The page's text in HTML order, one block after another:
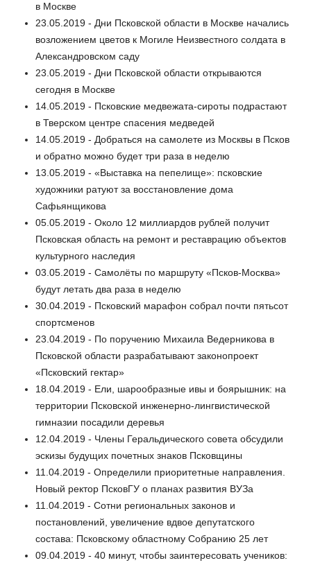
в Москве
23.05.2019 - Дни Псковской области в Москве начались
возложением цветов к Могиле Неизвестного солдата в
Александровском саду
23.05.2019 - Дни Псковской области открываются
сегодня в Москве
14.05.2019 - Псковские медвежата-сироты подрастают
в Тверском центре спасения медведей
14.05.2019 - Добраться на самолете из Москвы в Псков
и обратно можно будет три раза в неделю
13.05.2019 - «Выставка на пепелище»: псковские
художники ратуют за восстановление дома
Сафьянщикова
05.05.2019 - Около 12 миллиардов рублей получит
Псковская область на ремонт и реставрацию объектов
культурного наследия
03.05.2019 - Самолёты по маршруту «Псков-Москва»
будут летать два раза в неделю
30.04.2019 - Псковский марафон собрал почти пятьсот
спортсменов
23.04.2019 - По поручению Михаила Ведерникова в
Псковской области разрабатывают законопроект
«Псковский гектар»
18.04.2019 - Ели, шарообразные ивы и боярышник: на
территории Псковской инженерно-лингвистической
гимназии посадили деревья
12.04.2019 - Члены Геральдического совета обсудили
эскизы будущих почетных знаков Псковщины
11.04.2019 - Определили приоритетные направления.
Новый ректор ПсковГУ о планах развития ВУЗа
11.04.2019 - Сотни региональных законов и
постановлений, увеличение вдвое депутатского
состава: Псковскому областному Собранию 25 лет
09.04.2019 - 40 минут, чтобы заинтересовать учеников: